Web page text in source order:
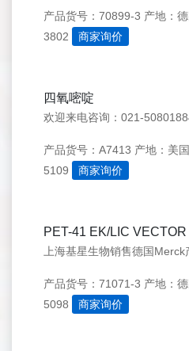
产品货号：70899-3 产地：
3802
商家询价
四氧嘧啶
欢迎来电咨询：021-
产品货号：A7413 产地：美国
5109
商家询价
PET-41 EK/LIC
产品货号：71071-3 产地：
5098
商家询价